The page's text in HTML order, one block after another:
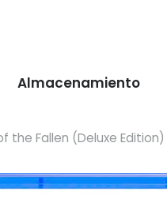
Almacenamiento
the Fallen (Deluxe Edition)